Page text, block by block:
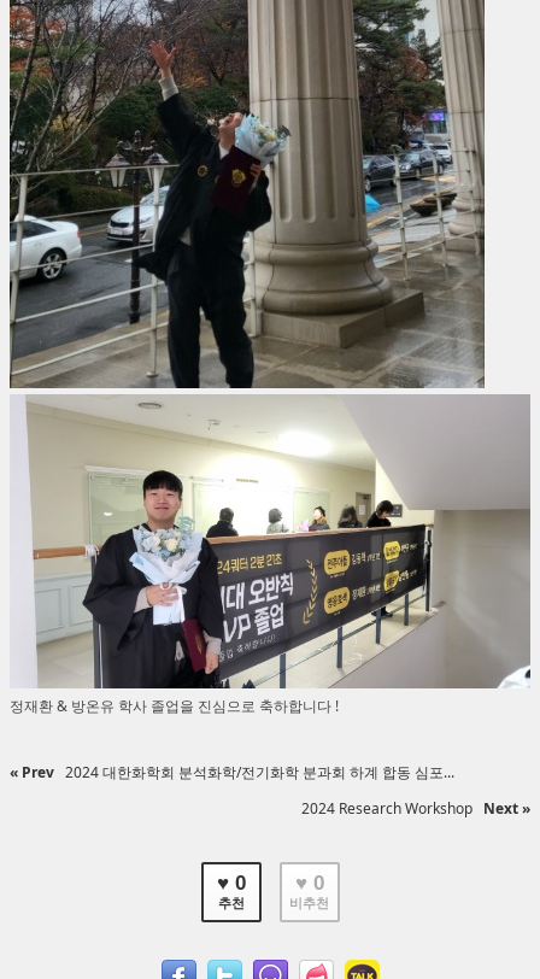
정재환 & 방온유 학사 졸업을 진심으로 축하합니다 !
« Prev 2024 대한화학회 분석화학/전기화학 분과회 하계 합동 심포...
2024 Research Workshop Next »
♥ 0
추천
♥ 0
비추천